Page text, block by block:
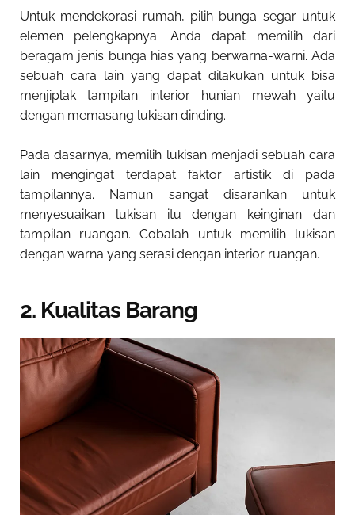
Untuk mendekorasi rumah, pilih bunga segar untuk
elemen pelengkapnya. Anda dapat memilih dari
beragam jenis bunga hias yang berwarna-warni. Ada
sebuah cara lain yang dapat dilakukan untuk bisa
menjiplak tampilan interior hunian mewah yaitu
dengan memasang lukisan dinding.
Pada dasarnya, memilih lukisan menjadi sebuah cara
lain mengingat terdapat faktor artistik di pada
tampilannya. Namun sangat disarankan untuk
menyesuaikan lukisan itu dengan keinginan dan
tampilan ruangan. Cobalah untuk memilih lukisan
dengan warna yang serasi dengan interior ruangan.
2. Kualitas Barang